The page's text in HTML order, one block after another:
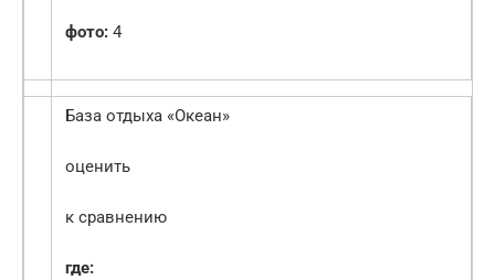
фото: 4
База отдыха «Океан»
оценить
к сравнению
где: